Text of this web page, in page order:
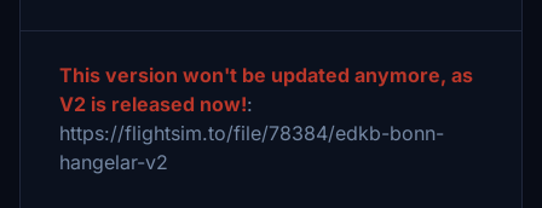
This version won't be updated anymore, as
V2 is released now!:
https://flightsim.to/file/78384/edkb-bonn-
hangelar-v2